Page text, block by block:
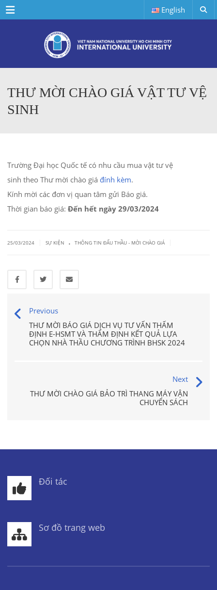
Menu English
THƯ MỜI CHÀO GIÁ VẬT TƯ VỆ
SINH
Trường Đại học Quốc tế có nhu cầu mua vật tư vệ
sinh theo Thư mời chào giá đính kèm.
Kính mời các đơn vị quan tâm gửi Báo giá.
Thời gian báo giá: Đến hết ngày 29/03/2024
25/03/2024 SỰ KIỆN . THÔNG TIN ĐẤU THẦU - MỜI CHÀO GIÁ
Previous
THƯ MỜI BÁO GIÁ DỊCH VỤ TƯ VẤN THẨM
ĐỊNH E-HSMT VÀ THẨM ĐỊNH KẾT QUẢ LỰA
CHỌN NHÀ THẦU CHƯƠNG TRÌNH BHSK 2024
Next
THƯ MỜI CHÀO GIÁ BẢO TRÌ THANG MÁY VẬN
CHUYỂN SÁCH
Đối tác
Sơ đồ trang web